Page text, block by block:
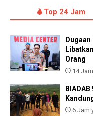
Top 24 Jam
Orang
14
6 Jam